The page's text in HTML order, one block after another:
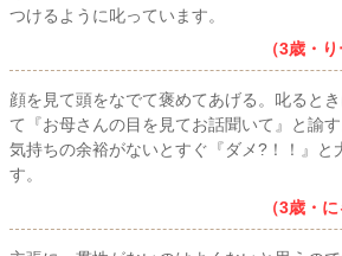
つけるように叱っています。
（3歳・
顔を見て頭をなでて褒めてあげる。叱ると
て『お母さんの目を見てお話聞いて』と諭
気持ちの余裕がないとすぐ『ダメ?！！』と
す。
（3歳・